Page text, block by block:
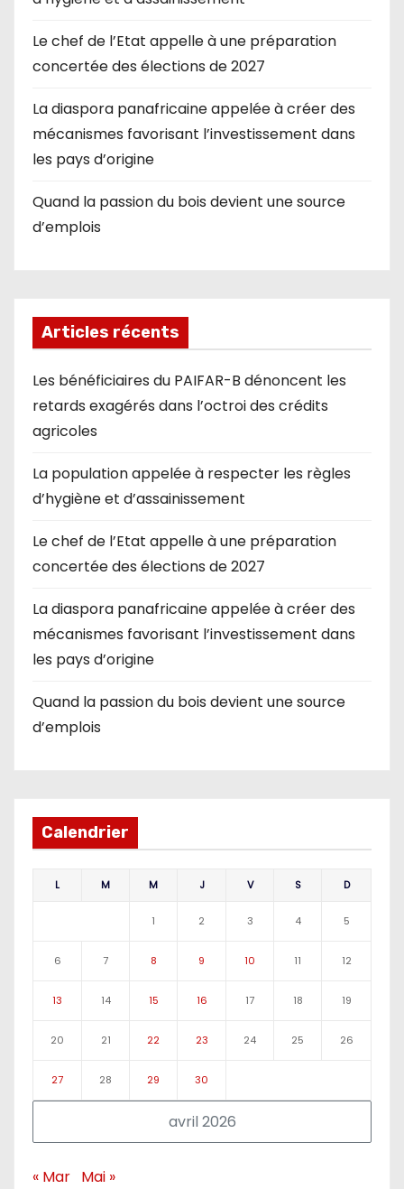
Le chef de l’Etat appelle à une préparation
concertée des élections de 2027
La diaspora panafricaine appelée à créer des
mécanismes favorisant l’investissement dans
les pays d’origine
Quand la passion du bois devient une source
d’emplois
Articles récents
Les bénéficiaires du PAIFAR-B dénoncent les
retards exagérés dans l’octroi des crédits
agricoles
La population appelée à respecter les règles
d’hygiène et d’assainissement
Le chef de l’Etat appelle à une préparation
concertée des élections de 2027
La diaspora panafricaine appelée à créer des
mécanismes favorisant l’investissement dans
les pays d’origine
Quand la passion du bois devient une source
d’emplois
Calendrier
avril 2026
L M M J V S D
1 2 3 4 5
6 7 8 9 10 11 12
13 14 15 16 17 18 19
20 21 22 23 24 25 26
27 28 29 30
« Mar Mai »